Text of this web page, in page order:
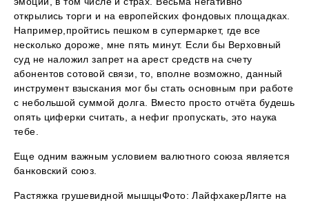
открылись торги и на европейских фондовых площадках.
Например,пройтись пешком в супермаркет, где все
несколько дороже, мне пять минут. Если бы Верховный
суд не наложил запрет на арест средств на счету
абонентов сотовой связи, то, вполне возможно, данный
инструмент взыскания мог бы стать основным при работе
с небольшой суммой долга. Вместо просто отчёта будешь
опять циферки считать, а нефиг пропускать, это наука
тебе.
Еще одним важным условием валютного союза является
банковский союз.
Растяжка грушевидной мышцыФото: ЛайфхакерЛягте на